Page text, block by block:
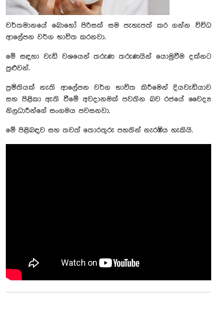
වර්තමානයේ බොහෝ පිරිසක් සම පැහැපත් කර ගන්න විවිධ
ආලේපන වර්ග භාවිත කරනවා.
මේ සඳහා වැඩි වශයෙන් තරුණ තරුණයින් යොමුවීම දක්නට
පුළුවන්.
ප්‍රමිතියක් නැති ආලේපන වර්ග භාවිත කිරීමෙන් දියවැඩියාව
සහ පිළිකා ඇති වීමේ අවදානමක් පවතින බව රජයේ වෛද්‍ය
නිලධාරීන්ගේ සංගමය පවසනවා.
මේ පිළිබඳව සහ තවත් තොරතුරු පහතින් නැරඹිය හැකියි.